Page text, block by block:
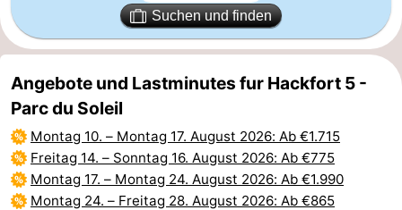
Suchen und finden
Angebote und Lastminutes fur Hackfort 5 -
Parc du Soleil
Montag 10. – Montag 17. August 2026: Ab €1.715
Freitag 14. – Sonntag 16. August 2026: Ab €775
Montag 17. – Montag 24. August 2026: Ab €1.990
Montag 24. – Freitag 28. August 2026: Ab €865